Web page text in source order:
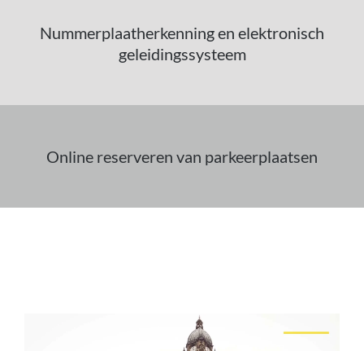
Nummerplaatherkenning en elektronisch
geleidingssysteem
Online reserveren van parkeerplaatsen